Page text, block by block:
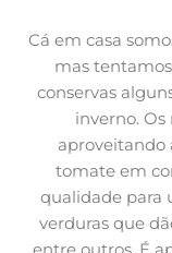
Cá em casa
mas
conservas
inverno. Os
aproveitando
tomate em
qualidade para
verduras que
entre outros. É